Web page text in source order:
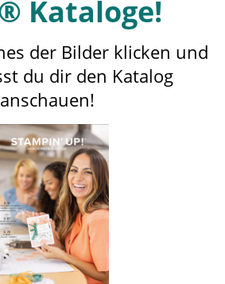
Kataloge!
der Bilder klicken und
du dir den Katalog
anschauen!